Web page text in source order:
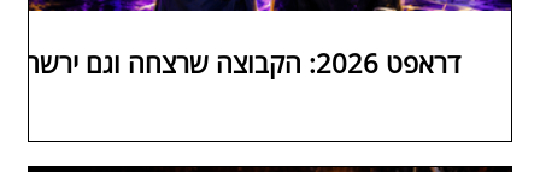
דראפט 2026: הקבוצה שרצחה וגם ירשה